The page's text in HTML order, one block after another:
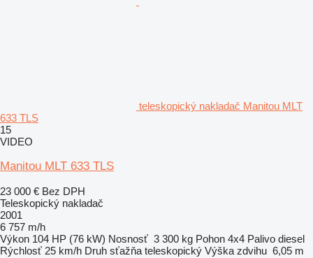
teleskopický nakladač Manitou MLT
633 TLS
15
VIDEO
Manitou MLT 633 TLS
23 000 € Bez DPH
Teleskopický nakladač
2001
6 757 m/h
Výkon 104 HP (76 kW) Nosnosť 3 300 kg Pohon 4x4 Palivo diesel
Rýchlosť 25 km/h Druh sťažňa teleskopický Výška zdvihu 6,05 m